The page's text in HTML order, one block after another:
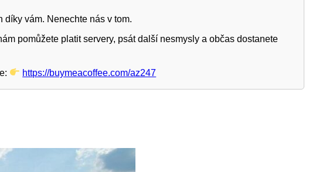
vám. Nenechte nás v tom.
pomůžete platit servery, psát další nesmysly a občas dostanete
https://buymeacoffee.com/az247